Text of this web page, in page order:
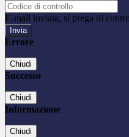
E-mail inviata, si prega di
Errore
Chiudi
Successo
Chiudi
Informazione
Chiudi